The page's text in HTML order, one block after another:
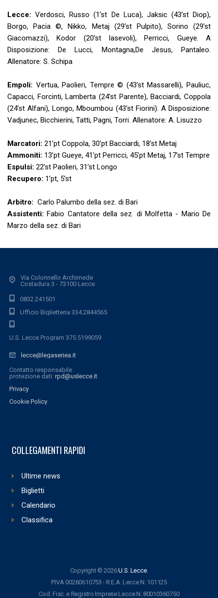
Lecce: Verdosci, Russo (1’st De Luca), Jaksic (43’st Diop),
Borgo, Pacia ©, Nikko, Metaj (29’st Pulpito), Sorino (29’st
Giacomazzi), Kodor (20’st Iasevoli), Perricci, Gueye. A
Disposizione: De Lucci, Montagna,De Jesus, Pantaleo.
Allenatore: S. Schipa
Empoli: Vertua, Paolieri, Tempre © (43’st Massarelli), Pauliuc,
Capacci, Forcinti, Lamberta (24’st Parente), Bacciardi, Coppola
(24’st Alfani), Longo, Mboumbou (43’st Fiorini). A Disposizione:
Vadjunec, Bicchierini, Tatti, Pagni, Torri. Allenatore: A. Lisuzzo
Marcatori: 21’pt Coppola, 30’pt Bacciardi, 18’st Metaj
Ammoniti: 13’pt Gueye, 41’pt Perricci, 45’pt Metaj, 17’st Tempre
Espulsi: 22’st Paolieri, 31’st Longo
Recupero: 1’pt, 5’st
Arbitro: Carlo Palumbo della sez. di Bari
Assistenti:Fabio Cantatore della sez. di Molfetta - Mario De
Marzo della sez. di Bari
Via Colonnello Archimede
Costadura 3 - 73100 Lecce
0832.241501
Ufficio Biglietteria 334.2844565
U.S. Lecce Program 375.5199059
lecce@legaseriea.it
Contatto responsabile
protezione dati: rpd@uslecce.it
Privacy
Cookie Policy
COLLEGAMENTI RAPIDI
Ultime news
Biglietti
Calendario
Classifica
Copyright © 2026U.S. Lecce.
P.IVA 00260610753 - R.E.A. Lecce N. 101125
Cod. Fisc. e Registro Imprese Lecce N. 80010360750